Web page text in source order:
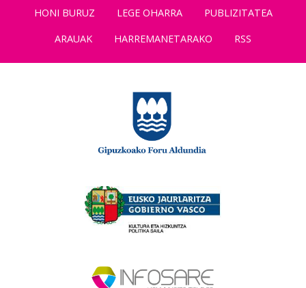
HONI BURUZ LEGE OHARRA
PUBLIZITATEA
ARAUAK
HARREMANETARAKO RSS